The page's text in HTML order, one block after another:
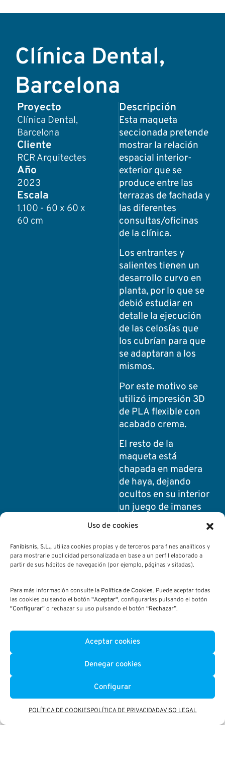
Uso de cookies
Fanibisnis, S.L., utiliza cookies propias y de terceros para fines analíticos y
para mostrarle publicidad personalizada en base a un perfil elaborado a
partir de sus hábitos de navegación (por ejemplo, páginas visitadas).
Para más información consulte la Política de Cookies. Puede aceptar todas
las cookies pulsando el botón "Aceptar", configurarlas pulsando el botón
"Configurar"o rechazar su uso pulsando el botón “Rechazar”.
Aceptar cookies
Denegar cookies
Configurar
POLÍTICA DE COOKIESPOLÍTICA DE PRIVACIDADAVISO LEGAL
Clínica Dental,
Barcelona
Proyecto
Clínica Dental,
Barcelona
Cliente
RCR Arquitectes
Año
2023
Escala
1.100 - 60 x 60 x
60 cm
Descripción
Esta maqueta
seccionada pretende
mostrar la relación
espacial interior-
exterior que se
produce entre las
terrazas de fachada y
las diferentes
consultas/oficinas
de la clínica.
Los entrantes y
salientes tienen un
desarrollo curvo en
planta, por lo que se
debió estudiar en
detalle la ejecución
de las celosías que
los cubrían para que
se adaptaran a los
mismos.
Por este motivo se
utilizó impresión 3D
de PLA flexible con
acabado crema.
El resto de la
maqueta está
chapada en madera
de haya, dejando
ocultos en su interior
un juego de imanes
que permiten
restituir el volumen
completo del
edificio.